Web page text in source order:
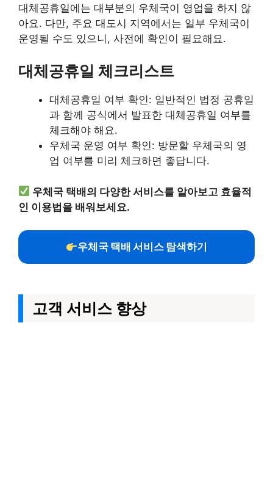
대체공휴일에는 대부분의 우체국이 영업을 하지 않
아요. 다만, 주요 대도시 지역에서는 일부 우체국이
운영될 수도 있으니, 사전에 확인이 필요해요.
대체공휴일 체크리스트
대체공휴일 여부 확인: 일반적인 법정 공휴일
과 함께 공식에서 발표한 대체공휴일 여부를
체크해야 해요.
우체국 운영 여부 확인: 방문할 우체국의 영
업 여부를 미리 체크하면 좋답니다.
우체국 택배의 다양한 서비스를 알아보고 효율적
인 이용법을 배워보세요.
우체국 택배 서비스 탐색하기
고객 서비스 향상